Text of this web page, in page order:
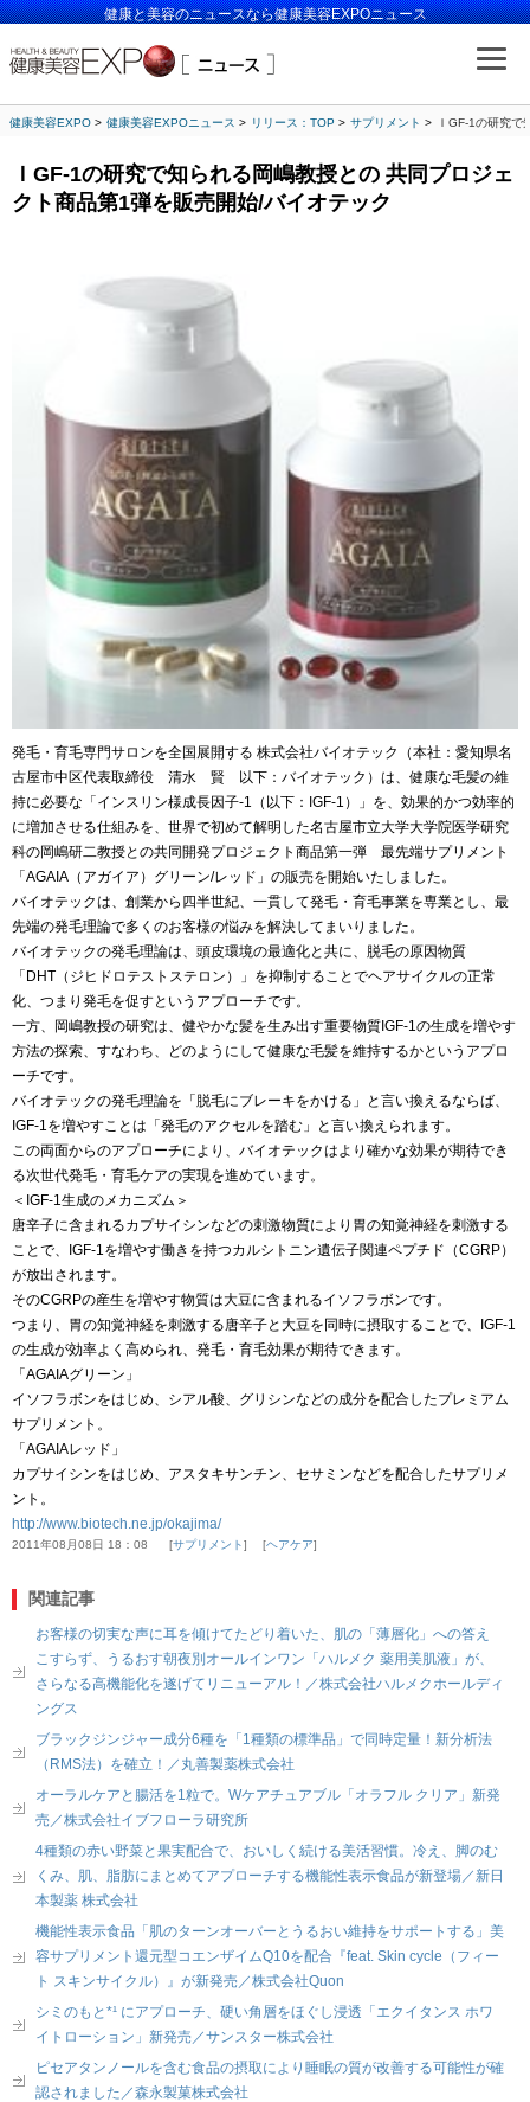
健康と美容のニュースなら健康美容EXPOニュース
健康美容EXPO 健康美容EXPOニュース リリース：TOP サプリメント ＩGF-1の研究
ＩGF-1の研究で知られる岡嶋教授との 共同プロジェ
クト商品第1弾を販売開始/バイオテック
発毛・育毛専門サロンを全国展開する 株式会社バイオテック（本社：愛知県名
古屋市中区代表取締役 清水 賢 以下：バイオテック）は、健康な毛髪の維
持に必要な「インスリン様成長因子-1（以下：IGF-1）」を、効果的かつ効率的
に増加させる仕組みを、世界で初めて解明した名古屋市立大学大学院医学研究
科の岡嶋研二教授との共同開発プロジェクト商品第一弾 最先端サプリメント
「AGAIA（アガイア）グリーン/レッド」の販売を開始いたしました。
バイオテックは、創業から四半世紀、一貫して発毛・育毛事業を専業とし、最
先端の発毛理論で多くのお客様の悩みを解決してまいりました。
バイオテックの発毛理論は、頭皮環境の最適化と共に、脱毛の原因物質
「DHT（ジヒドロテストステロン）」を抑制することでヘアサイクルの正常
化、つまり発毛を促すというアプローチです。
一方、岡嶋教授の研究は、健やかな髪を生み出す重要物質IGF-1の生成を増やす
方法の探索、すなわち、どのようにして健康な毛髪を維持するかというアプロ
ーチです。
バイオテックの発毛理論を「脱毛にブレーキをかける」と言い換えるならば、
IGF-1を増やすことは「発毛のアクセルを踏む」と言い換えられます。
この両面からのアプローチにより、バイオテックはより確かな効果が期待でき
る次世代発毛・育毛ケアの実現を進めています。
＜IGF-1生成のメカニズム＞
唐辛子に含まれるカプサイシンなどの刺激物質により胃の知覚神経を刺激する
ことで、IGF-1を増やす働きを持つカルシトニン遺伝子関連ペプチド（CGRP）
が放出されます。
そのCGRPの産生を増やす物質は大豆に含まれるイソフラボンです。
つまり、胃の知覚神経を刺激する唐辛子と大豆を同時に摂取することで、IGF-1
の生成が効率よく高められ、発毛・育毛効果が期待できます。
「AGAIAグリーン」
イソフラボンをはじめ、シアル酸、グリシンなどの成分を配合したプレミアム
サプリメント。
「AGAIAレッド」
カプサイシンをはじめ、アスタキサンチン、セサミンなどを配合したサプリメ
ント。
http://www.biotech.ne.jp/okajima/
2011年08月08日 18：08 サプリメント ヘアケア
関連記事
お客様の切実な声に耳を傾けてたどり着いた、肌の「薄層化」への答え
こすらず、うるおす朝夜別オールインワン「ハルメク 薬用美肌液」が、
さらなる高機能化を遂げてリニューアル！／株式会社ハルメクホールディ
ングス
ブラックジンジャー成分6種を「1種類の標準品」で同時定量！新分析法
（RMS法）を確立！／丸善製薬株式会社
オーラルケアと腸活を1粒で。Wケアチュアブル「オラフル クリア」新発
売／株式会社イブフローラ研究所
4種類の赤い野菜と果実配合で、おいしく続ける美活習慣。冷え、脚のむ
くみ、肌、脂肪にまとめてアプローチする機能性表示食品が新登場／新日
本製薬 株式会社
機能性表示食品「肌のターンオーバーとうるおい維持をサポートする」美
容サプリメント還元型コエンザイムQ10を配合『feat. Skin cycle（フィー
ト スキンサイクル）』が新発売／株式会社Quon
シミのもと*¹ にアプローチ、硬い角層をほぐし浸透「エクイタンス ホワ
イトローション」新発売／サンスター株式会社
ピセアタンノールを含む食品の摂取により睡眠の質が改善する可能性が確
認されました／森永製菓株式会社